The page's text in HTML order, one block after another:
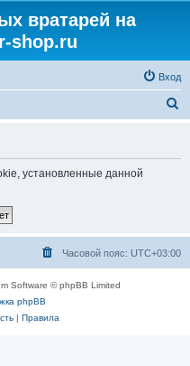
вратарей на
shop.ru
Вход
установленные данной
Часовой пояс: UTC+03:00
Software © phpBB Limited
phpBB
| Правила